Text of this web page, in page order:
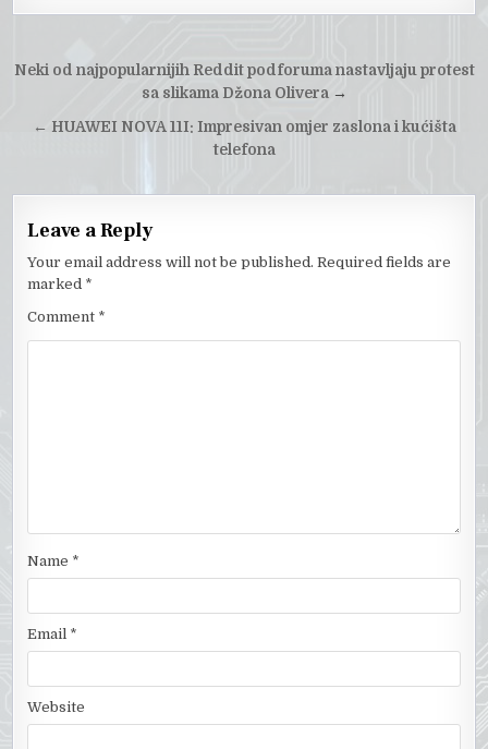
Post
navigation
Neki od najpopularnijih Reddit podforuma nastavljaju protest
sa slikama Džona Olivera →
← HUAWEI NOVA 11I: Impresivan omjer zaslona i kućišta
telefona
Leave a Reply
Your email address will not be published. Required fields are
marked *
Comment *
Name *
Email *
Website